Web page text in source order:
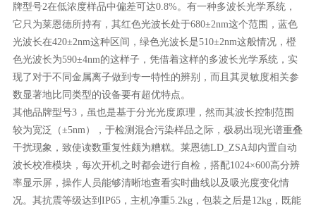
牌型号2在低浓度样品中偏差可达0.8%。有一种多波长光学系统，
它只为莱恩德所持有，其红色光波长处于680±2nm这个范围，蓝色
光波长在420±2nm这种区间，绿色光波长是510±2nm这般情况，橙
色光波长为590±4nm的这样子，凭借着这样的多波长光学系统，实
现了对于不同金属离子做到专一特性的辨别，而且其灵敏度相关参
数显著地比同类型的设备要有超优特点。
其他品牌型号3，虽也是基于分光光度原理，然而其波长控制范围
较为宽泛（±5nm），于检测混合污染样品之际，极易出现光谱重叠
干扰现象，致使读数重复性颇为糟糕。莱恩德LD_ZSA却内置自动
波长校准模块，每次开机之时都会进行自检，搭配1024×600高分辨
率显示屏，操作人员能够清晰地查看实时曲线以及吸光度变化情
况。其抗震等级达到IP65，主机净重5.2kg，包装之后是12kg，既能